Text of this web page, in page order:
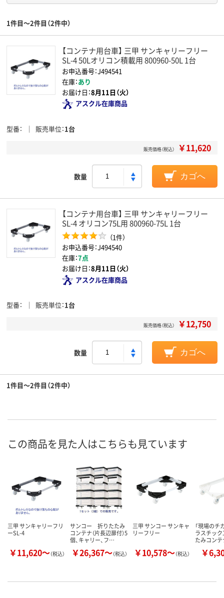
1件目～2件目（2件中）
【コンテナ用台車】 三甲 サンキャリーフリー
SL-4 50Lオリコン積載用 800960-50L 1台
お申込番号：J494541
在庫：あり
お届け日：8月11日（火）
アスクル在庫商品
型番 販売単位 1台
販売価格（税込） ￥11,620
数量 カゴへ
【コンテナ用台車】 三甲 サンキャリーフリー
SL-4 オリコン75L用 800960-75L 1台
（1件）
お申込番号：J494540
在庫：7点
お届け日：8月11日（火）
アスクル在庫商品
型番 販売単位 1台
販売価格（税込） ￥12,750
数量 カゴへ
1件目～2件目（2件中）
この商品を見た人はこちらも見ています
三甲 サンキャリーフリ
ーSL-4
￥11,620～（税込）
サンコー 折りたたみ
コンテナ（片長辺扉付）5
個、キャリー、フ…
￥26,367～（税込）
三甲 サンコー サンキャ
リーフリー
￥10,578～（税込）
「現場のチ
ラスチッ
たみコン
￥